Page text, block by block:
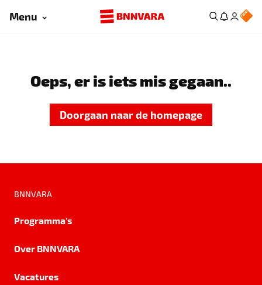
Menu
Oeps, er is iets mis gegaan..
Doorgaan naar de homepage
BNNVARA
Programma's
Over BNNVARA
Vacatures